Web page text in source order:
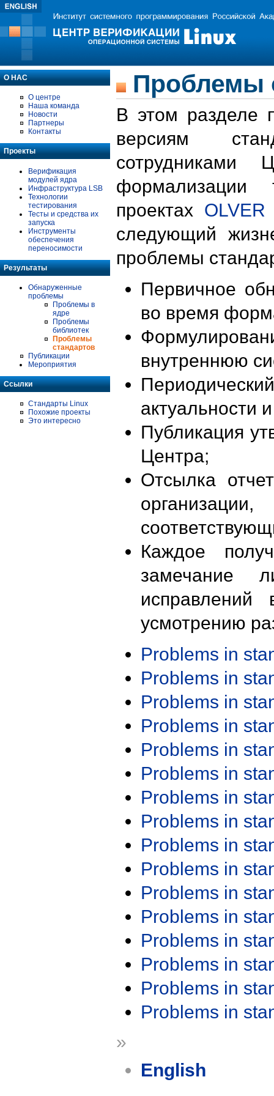
О НАС
О центре
Наша команда
Новости
Партнеры
Контакты
Проекты
Верификация
модулей ядра
Инфраструктура LSB
Технологии
тестирования
Тесты и средства их
запуска
Инструменты
обеспечения
переносимости
Результаты
Обнаруженные
проблемы
Проблемы в
ядре
Проблемы
библиотек
Проблемы
стандартов
Публикации
Мероприятия
Ссылки
Стандарты Linux
Похожие проекты
Это интересно
Проблемы
В этом разделе
версиям
формализации
проектах OLVER
следующий
проблемы
Первичное
во время
внутреннюю
актуальности
Публикация
Центра;
Отсылка
Каждое
замечание
исправлений
усмотрению
Problems in
Problems in
Problems in
Problems in
Problems in
Problems in
Problems in
Problems in
Problems in
Problems in
Problems in
Problems in
Problems in
Problems in
Problems in
Problems in
»
English